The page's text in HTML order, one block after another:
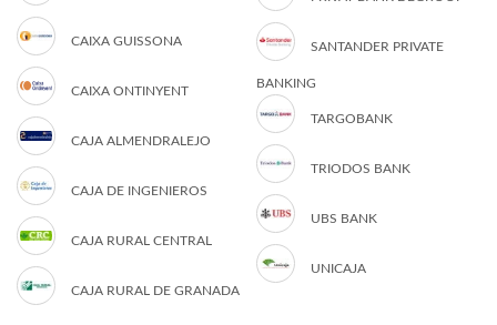
CAIXA GUISSONA
CAIXA ONTINYENT
CAJA ALMENDRALEJO
CAJA DE INGENIEROS
CAJA RURAL CENTRAL
CAJA RURAL DE GRANADA
SANTANDER PRIVATE
BANKING
TARGOBANK
TRIODOS BANK
UBS BANK
UNICAJA